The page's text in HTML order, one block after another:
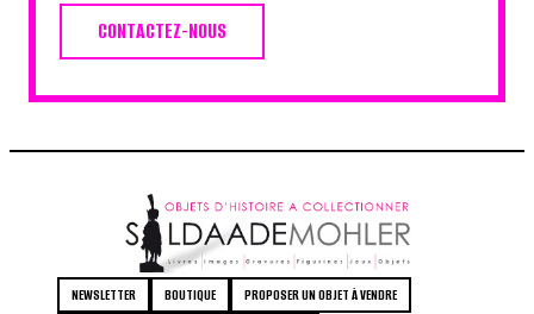
CONTACTEZ-NOUS
NEWSLETTER BOUTIQUE PROPOSER UN OBJET À VENDRE